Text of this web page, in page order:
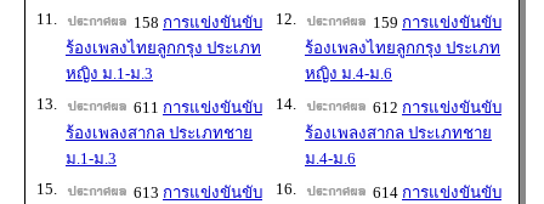
11.
158 การแข่งขันขับ
ร้องเพลงไทยลูกกรุง ประเภท
หญิง ม.1-ม.3
12. 159 การแข่งขันขับ
ร้องเพลงไทยลูกกรุง ประเภท
หญิง ม.4-ม.6
13.
611 การแข่งขันขับ
ร้องเพลงสากล ประเภทชาย
ม.1-ม.3
14. 612 การแข่งขันขับ
ร้องเพลงสากล ประเภทชาย
ม.4-ม.6
15.
613 การแข่งขันขับ
16. 614 การแข่งขันขับ